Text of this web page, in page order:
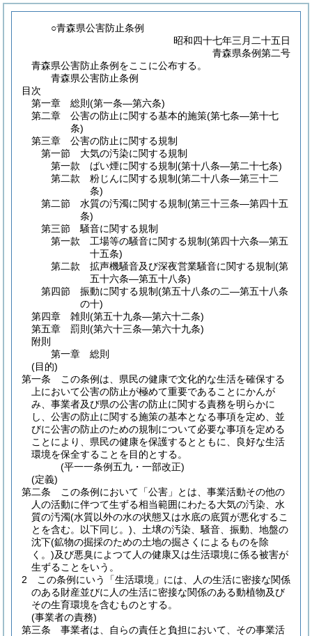
○青森県公害防止条例
昭和四十七年三月二十五日
青森県条例第二号
青森県公害防止条例をここに公布する。
青森県公害防止条例
目次
第一章
総則 (第一条―第六条)
第二章
公害の防止に関する基本的施策(第七条―第十七
条)
第三章
公害の防止に関する規制
第一節
大気の汚染に関する規制
第一款
ばい煙に関する規制(第十八条―第二十七条)
第二款
粉じんに関する規制(第二十八条―第三十二
条)
第二節
水質の汚濁に関する規制(第三十三条―第四十五
条)
第三節
騒音に関する規制
第一款
工場等の騒音に関する規制(第四十六条―第五
十五条)
第二款
拡声機騒音及び深夜営業騒音に関する規制(第
五十六条―第五十八条)
第四節
振動に関する規制(第五十八条の二―第五十八条
の十)
第四章
雑則 (第五十九条―第六十二条)
第五章
罰則 (第六十三条―第六十九条)
附則
第一章
総則
(目的)
第一条
この条例は、県民の健康で文化的な生活を確保する
上において公害の防止が極めて重要であることにかんが
み、事業者及び県の公害の防止に関する責務を明らかに
し、公害の防止に関する施策の基本となる事項を定め、並
びに公害の防止のための規制について必要な事項を定める
ことにより、県民の健康を保護するとともに、良好な生活
環境を保全することを目的とする。
(平一一条例五九・一部改正)
(定義)
第二条
この条例において「公害」とは、事業活動その他の
人の活動に伴つて生ずる相当範囲にわたる大気の汚染、水
質の汚濁(水質以外の水の状態又は水底の底質が悪化するこ
とを含む。以下同じ。) 、土壌の汚染、騒音、振動、地盤の
沈下(鉱物の掘採のための土地の掘さくによるものを除
く。)及び悪臭によつて人の健康又は生活環境に係る被害が
生ずることをいう。
2
この条例にいう「生活環境」には、人の生活に密接な関係
のある財産並びに人の生活に密接な関係のある動植物及び
その生育環境を含むものとする。
(事業者の責務)
第三条
事業者は、自らの責任と負担において、その事業活